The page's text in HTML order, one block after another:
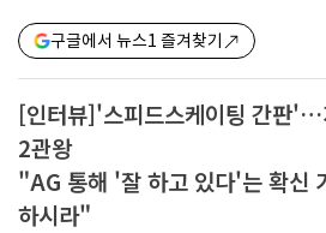
구글에서 뉴스1 즐겨찾기
[인터뷰]'스피드스케이팅 간판'…
2관왕
"AG 통해 '잘 하고 있다'는 확신
하시라"